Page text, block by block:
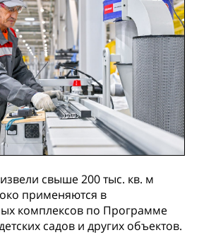
свыше 200 тыс. кв. м
применяются в
комплексов по Программе
садов и других объектов.